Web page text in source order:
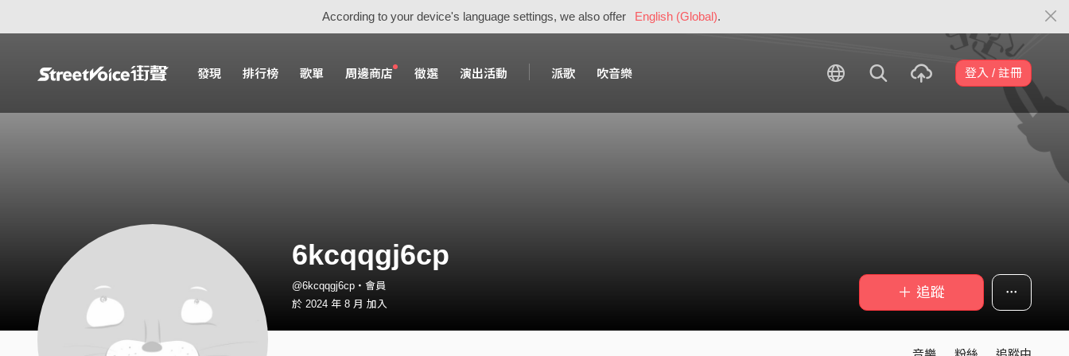
According to your device's language settings, we also offer English (Global).
發現 排行榜 歌單 周邊商店 徵選 演出活動 派歌 吹音樂 登入 / 註冊
6kcqqgj6cp
@6kcqqgj6cp・會員
於 2024 年 8 月 加入
＋ 追蹤